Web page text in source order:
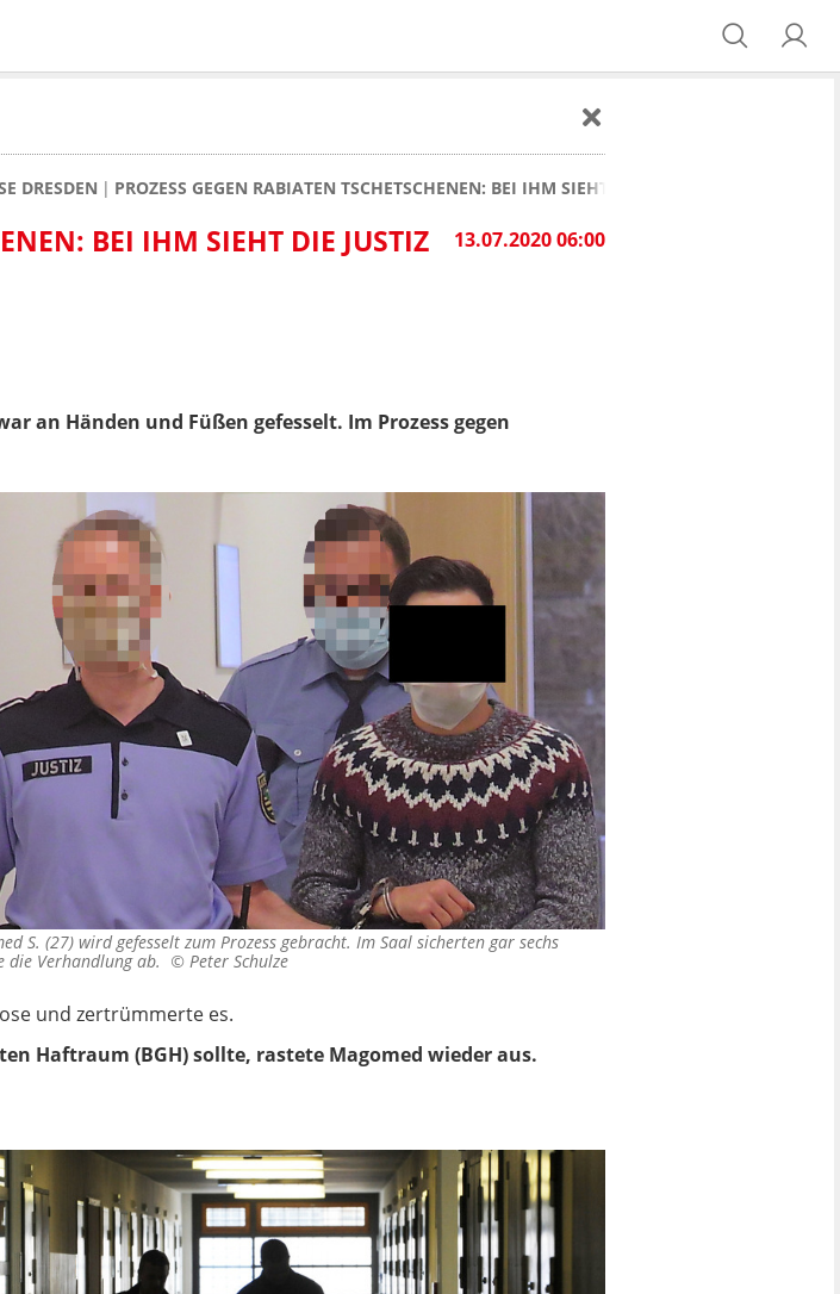
DRESDEN PROZESS GEGEN RABIATEN TSCHETSCHENEN: BEI IHM SIEHT DIE JUSTIZ ALARMSTUFE
13.07.2020 06:00
BEI IHM SIEHT DIE JUSTIZ
an Händen und Füßen gefesselt. Im Prozess gegen
S. (27) wird gefesselt zum Prozess gebracht. Im Saal sicherten gar sechs
die Verhandlung ab. © Peter Schulze
und zertrümmerte es.
Haftraum (BGH) sollte, rastete Magomed wieder aus.